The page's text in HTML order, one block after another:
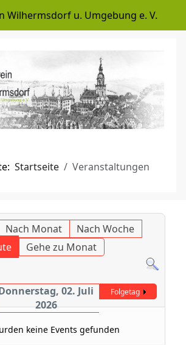
Wilhermsdorf u. Umgebung e. V.
Startseite Veranstaltungen
Nach Monat
Nach Woche
Gehe zu Monat
02. Juli
2026
Folgetag
keine Events gefunden